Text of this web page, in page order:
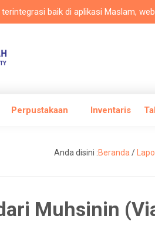
baik di aplikasi Maslam,
Perpustakaan Inventaris
Anda disini :Beranda /
Muhsinin